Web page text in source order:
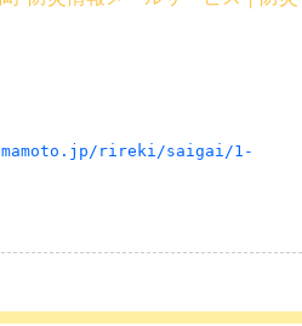
rireki/saigai/1-